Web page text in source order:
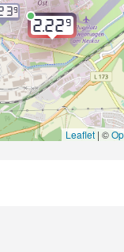
2.229
9
Leaflet | ©